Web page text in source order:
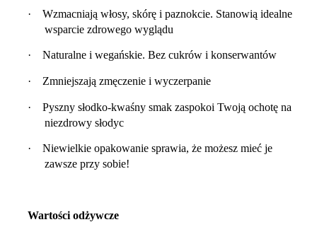
·
Wzmacniają włosy, skórę i paznokcie. Stanowią idealne
wsparcie zdrowego wyglądu
· Naturalne i wegańskie. Bez cukrów i konserwantów
· Zmniejszają zmęczenie i wyczerpanie
·
Pyszny słodko-kwaśny smak zaspokoi Twoją ochotę na
niezdrowy słodyc
·
Niewielkie opakowanie sprawia, że możesz mieć je
zawsze przy sobie!
Wartości odżywcze